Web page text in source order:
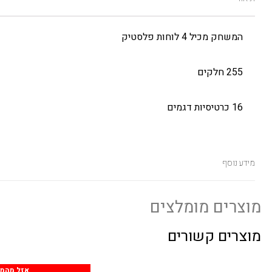
המשחק מכיל 4 לוחות פלסטיק
255 חלקים
16 כרטיסיות דגמים
מידע נוסף
מוצרים מומלצים
מוצרים קשורים